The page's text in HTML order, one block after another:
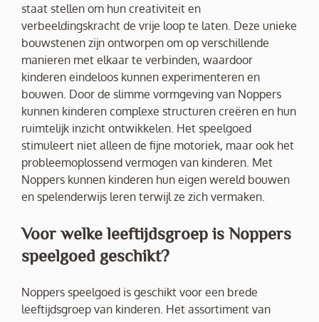
staat stellen om hun creativiteit en
verbeeldingskracht de vrije loop te laten. Deze unieke
bouwstenen zijn ontworpen om op verschillende
manieren met elkaar te verbinden, waardoor
kinderen eindeloos kunnen experimenteren en
bouwen. Door de slimme vormgeving van Noppers
kunnen kinderen complexe structuren creëren en hun
ruimtelijk inzicht ontwikkelen. Het speelgoed
stimuleert niet alleen de fijne motoriek, maar ook het
probleemoplossend vermogen van kinderen. Met
Noppers kunnen kinderen hun eigen wereld bouwen
en spelenderwijs leren terwijl ze zich vermaken.
Voor welke leeftijdsgroep is Noppers
speelgoed geschikt?
Noppers speelgoed is geschikt voor een brede
leeftijdsgroep van kinderen. Het assortiment van